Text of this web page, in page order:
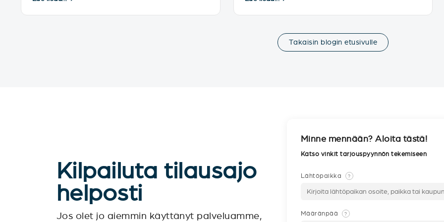
Takaisin blogin etusivulle
Kilpailuta tilausajo
helposti
Jos olet jo aiemmin käyttänyt palveluamme,
Minne mennään? Aloita tästä!
Katso vinkit tarjouspyynnön tekemiseen
Lähtöpaikka ?
Määränpää ?